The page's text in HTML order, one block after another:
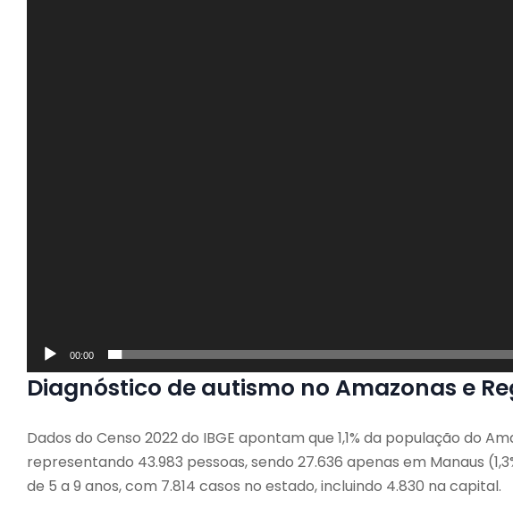
00:00
Diagnóstico de autismo no Amazonas e
Dados do Censo 2022 do IBGE apontam que 1,1% da população do
representando 43.983 pessoas, sendo 27.636 apenas em Manaus
de 5 a 9 anos, com 7.814 casos no estado, incluindo 4.830 na capital.